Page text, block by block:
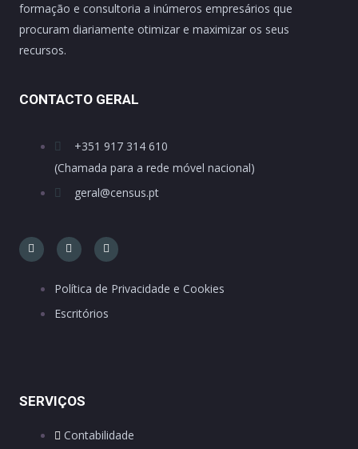
formação e consultoria a inúmeros empresários que
procuram diariamente otimizar e maximizar os seus
recursos.
CONTACTO GERAL
+351 917 314 610
(Chamada para a rede móvel nacional)
geral@census.pt
Política de Privacidade e Cookies
Escritórios
SERVIÇOS
Contabilidade